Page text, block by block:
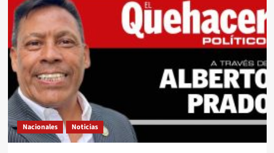
Nacionales Noticias